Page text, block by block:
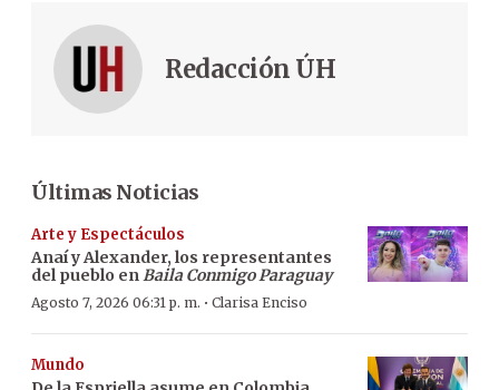
Redacción ÚH
Últimas Noticias
Arte y Espectáculos
Anaí y Alexander, los representantes
del pueblo enBaila Conmigo Paraguay
Agosto 7, 2026 06:31 p. m. · Clarisa Enciso
Mundo